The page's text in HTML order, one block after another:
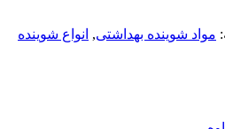
مواد شوینده بهداشتی, انواع شوینده